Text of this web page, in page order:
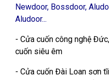
Newdoor, Bossdoor,
Aludoor...
- Cửa cuốn công nghệ
cuốn siêu êm
- Cửa cuốn Đài Loan sơn